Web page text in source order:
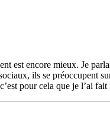
est encore mieux. Je
ils se préoccupent
pour cela que je l’ai